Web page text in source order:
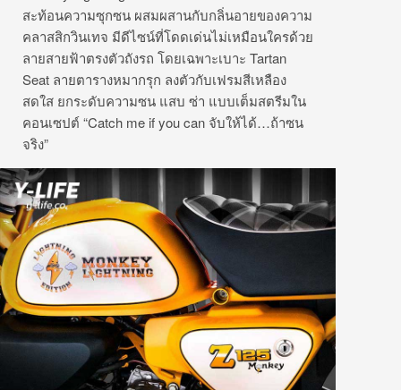
สะท้อนความซุกซน ผสมผสานกับกลิ่นอายของความ
คลาสสิกวินเทจ มีดีไซน์ที่โดดเด่นไม่เหมือนใครด้วย
ลายสายฟ้าตรงตัวถังรถ โดยเฉพาะเบาะ Tartan
Seat ลายตารางหมากรุก ลงตัวกับเฟรมสีเหลือง
สดใส ยกระดับความซน แสบ ซ่า แบบเต็มสตรีมใน
คอนเซปต์“Catch me if you can จับให้ได้…ถ้าซน
จริง”